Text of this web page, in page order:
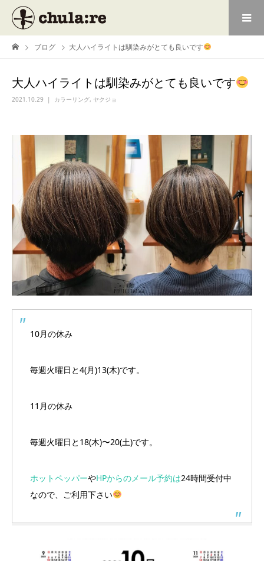
ブログ 大人ハイライトは馴染みがとても良いです
大人ハイライトは馴染みがとても良いです
2021.10.29 カラーリング, ヤクジョ
10月の休み
毎週火曜日と4(月)13(木)です。
11月の休み
毎週火曜日と18(木)〜20(土)です。
ホットペッパーやHPからのメール予約は24時間受付中
なので、ご利用下さい